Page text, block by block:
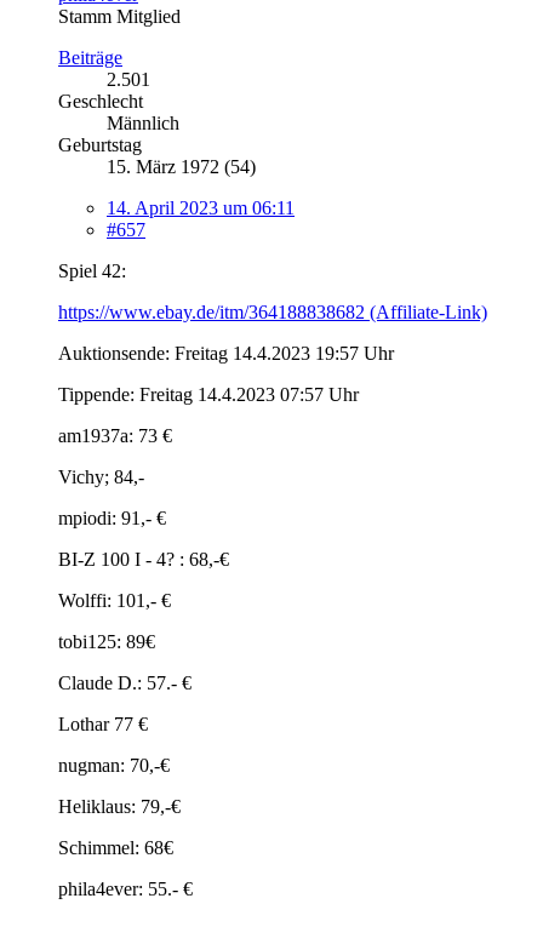
Stamm Mitglied
Beiträge
2.501
Geschlecht
Männlich
Geburtstag
15. März 1972 (54)
14. April 2023 um 06:11
#657
Spiel 42:
https://www.ebay.de/itm/364188838682 (Affiliate-Link)
Auktionsende: Freitag 14.4.2023 19:57 Uhr
Tippende: Freitag 14.4.2023 07:57 Uhr
am1937a: 73 €
Vichy; 84,-
mpiodi: 91,- €
BI-Z 100 I - 4? : 68,-€
Wolffi: 101,- €
tobi125: 89€
Claude D.: 57.- €
Lothar 77 €
nugman: 70,-€
Heliklaus: 79,-€
Schimmel: 68€
phila4ever: 55.- €